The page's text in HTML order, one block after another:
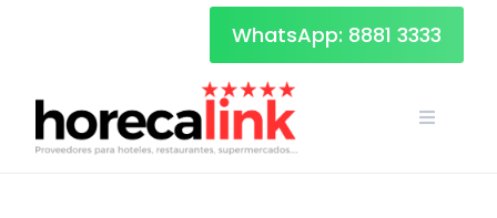
WhatsApp: 8881 3333